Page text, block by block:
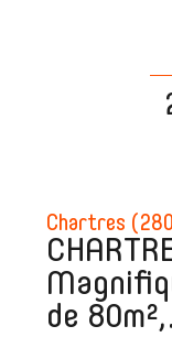
Chartres
de